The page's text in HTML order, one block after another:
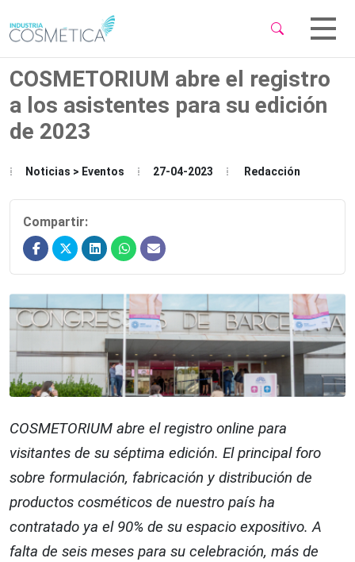
Menu
COSMETORIUM abre el registro
a los asistentes para su edición
de 2023
Noticias > Eventos 27-04-2023 Redacción
Compartir:
COSMETORIUM abre el registro online para
visitantes de su séptima edición. El principal foro
sobre formulación, fabricación y distribución de
productos cosméticos de nuestro país ha
contratado ya el 90% de su espacio expositivo. A
falta de seis meses para su celebración, más de